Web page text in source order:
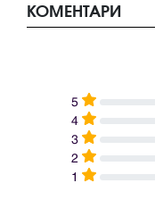
КОМЕНТАРИ
5
4
3
2
1